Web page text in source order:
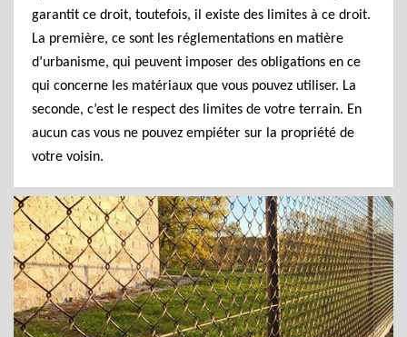
garantit ce droit, toutefois, il existe des limites à ce droit.
La première, ce sont les réglementations en matière
d’urbanisme, qui peuvent imposer des obligations en ce
qui concerne les matériaux que vous pouvez utiliser. La
seconde, c’est le respect des limites de votre terrain. En
aucun cas vous ne pouvez empiéter sur la propriété de
votre voisin.